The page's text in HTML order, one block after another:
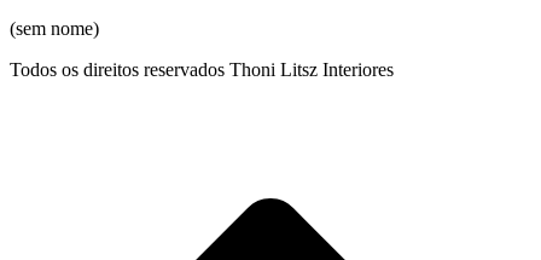
(sem nome)
Todos os direitos reservados Thoni Litsz Interiores